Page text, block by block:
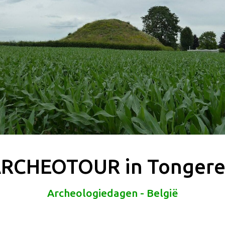
in
Archeologiedagen - België